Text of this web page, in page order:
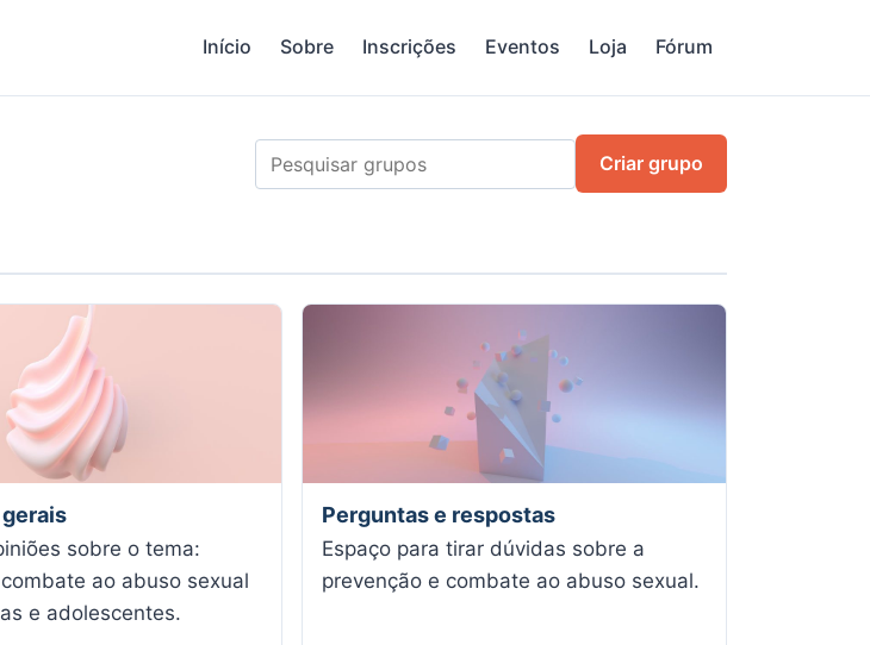
Início Sobre Inscrições Eventos Loja Fórum
Criar grupo
sobre o tema:
ao abuso sexual
e adolescentes.
Perguntas e respostas
Espaço para tirar dúvidas sobre a
prevenção e combate ao abuso sexual.